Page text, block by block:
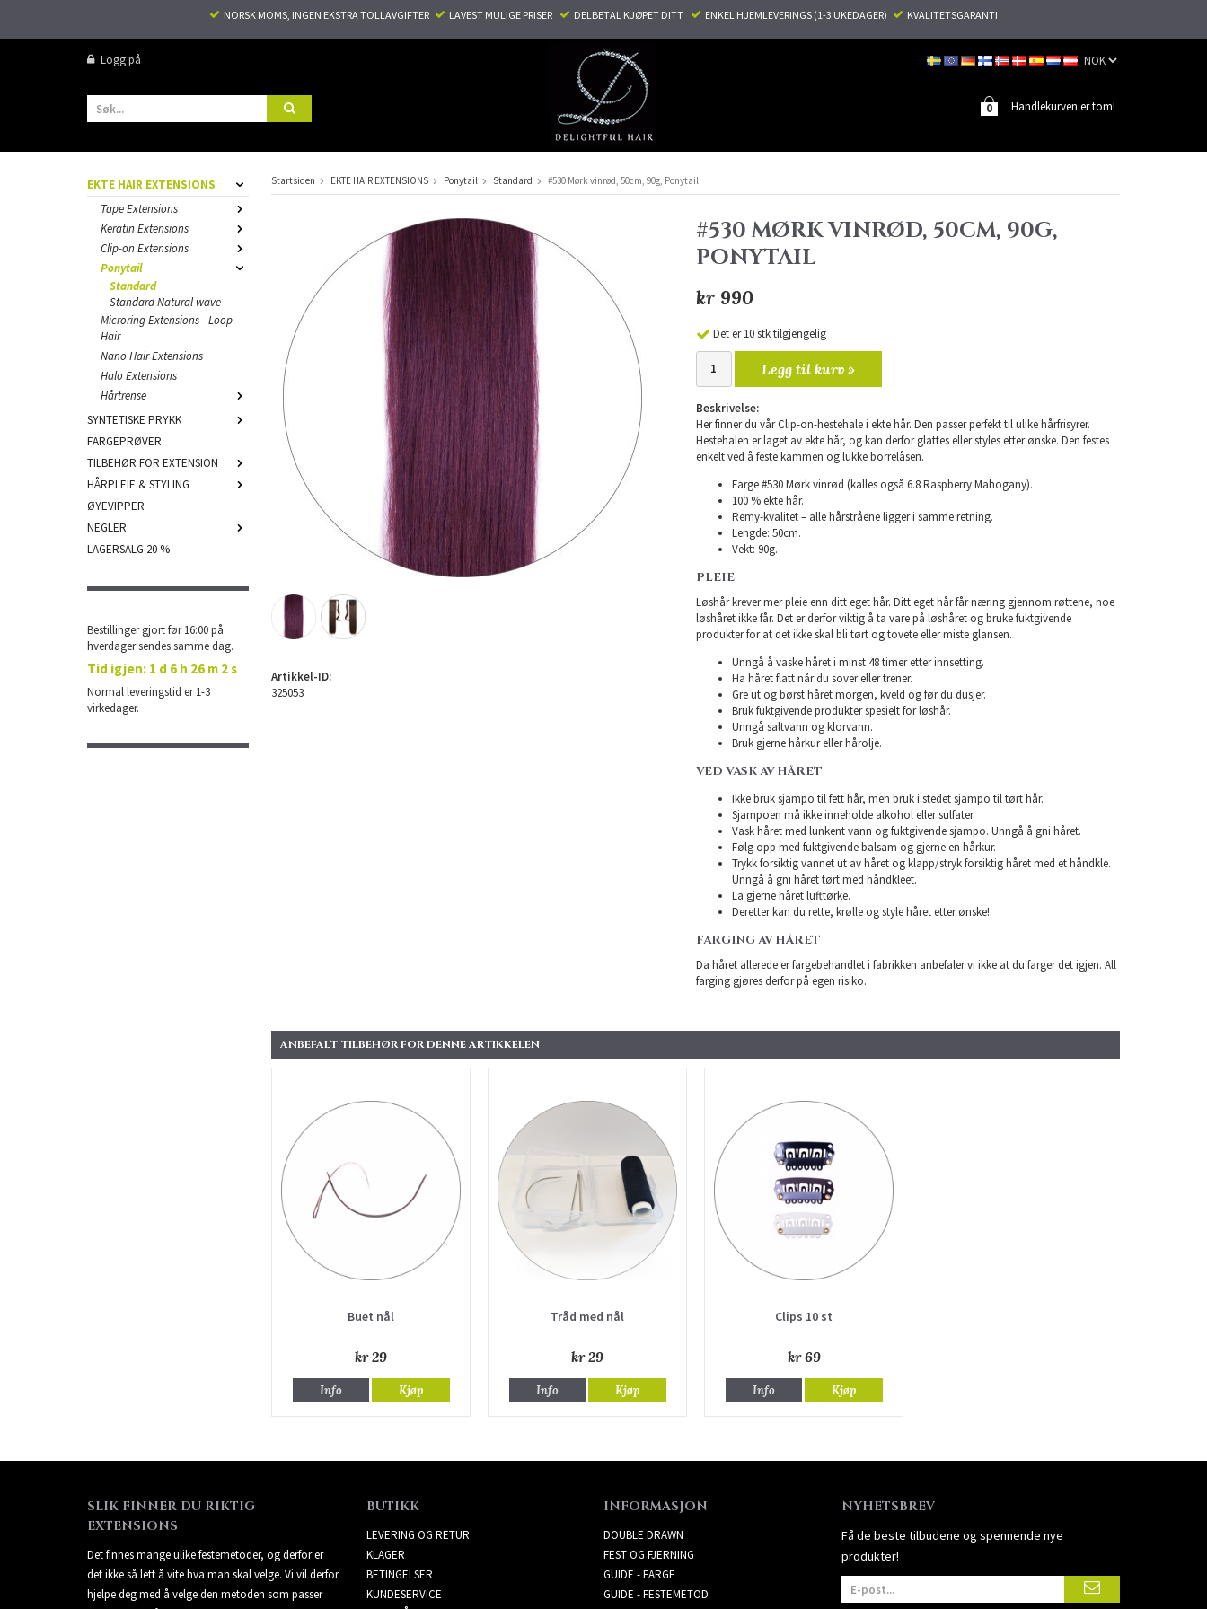
NORSK MOMS, INGEN EKSTRA TOLLAVGIFTER ​ ​ LAVEST MULIGE PRISER ​ DELBETAL KJØPET DITT ​ ENKEL HJEMLEVERINGS (1-3 UKEDAGER) KVALITETSGARANTI
Logg på
Handlekurven er tom!
0
EKTE HAIR EXTENSIONS
Tape Extensions
Keratin Extensions
Clip-on Extensions
Ponytail
Standard
Standard Natural wave
Microring Extensions - Loop
Hair
Nano Hair Extensions
Halo Extensions
Hårtrense
SYNTETISKE PRYKK
FARGEPRØVER
TILBEHØR FOR EXTENSION
HÅRPLEIE & STYLING
ØYEVIPPER
NEGLER
LAGERSALG 20 %
Bestillinger gjort før 16:00 på
hverdager sendes samme dag.
Tid igjen: 1 d 6 h 26 m 2 s
Normal leveringstid er 1-3
virkedager.
Startsiden EKTE HAIR EXTENSIONS Ponytail Standard #530 Mørk vinrød, 50cm, 90g, Ponytail
#530 MØRK VINRØD, 50CM, 90G,
PONYTAIL
kr 990
Det er 10 stk tilgjengelig
Legg til kurv »
Beskrivelse:
Her finner du vår Clip-on-hestehale i ekte hår. Den passer perfekt til ulike hårfrisyrer.
Hestehalen er laget av ekte hår, og kan derfor glattes eller styles etter ønske. Den festes
enkelt ved å feste kammen og lukke borrelåsen.
Farge #530 Mørk vinrød (kalles også 6.8 Raspberry Mahogany).
100 % ekte hår.
Remy-kvalitet – alle hårstråene ligger i samme retning.
Lengde: 50cm.
Vekt: 90g.
PLEIE
Løshår krever mer pleie enn ditt eget hår. Ditt eget hår får næring gjennom røttene, noe
løshåret ikke får. Det er derfor viktig å ta vare på løshåret og bruke fuktgivende
produkter for at det ikke skal bli tørt og tovete eller miste glansen.
Unngå å vaske håret i minst 48 timer etter innsetting.
Ha håret flatt når du sover eller trener.
Gre ut og børst håret morgen, kveld og før du dusjer.
Bruk fuktgivende produkter spesielt for løshår.
Unngå saltvann og klorvann.
Bruk gjerne hårkur eller hårolje.
VED VASK AV HÅRET
Ikke bruk sjampo til fett hår, men bruk i stedet sjampo til tørt hår.
Sjampoen må ikke inneholde alkohol eller sulfater.
Vask håret med lunkent vann og fuktgivende sjampo. Unngå å gni håret.
Følg opp med fuktgivende balsam og gjerne en hårkur.
Trykk forsiktig vannet ut av håret og klapp/stryk forsiktig håret med et håndkle.
Unngå å gni håret tørt med håndkleet.
La gjerne håret lufttørke.
Deretter kan du rette, krølle og style håret etter ønske!.
FARGING AV HÅRET
Da håret allerede er fargebehandlet i fabrikken anbefaler vi ikke at du farger det igjen. All
farging gjøres derfor på egen risiko.
Artikkel-ID:
325053
ANBEFALT TILBEHØR FOR DENNE ARTIKKELEN
Buet nål
kr 29
Info Kjøp
Tråd med nål
kr 29
Info Kjøp
Clips 10 st
kr 69
Info Kjøp
SLIK FINNER DU RIKTIG
EXTENSIONS
Det finnes mange ulike festemetoder, og derfor er
det ikke så lett å vite hva man skal velge. Vi vil derfor
hjelpe deg med å velge den metoden som passer
BUTIKK
LEVERING OG RETUR
KLAGER
BETINGELSER
KUNDESERVICE
INFORMASJON
DOUBLE DRAWN
FEST OG FJERNING
GUIDE - FARGE
GUIDE - FESTEMETOD
NYHETSBREV
Få de beste tilbudene og spennende nye
produkter!